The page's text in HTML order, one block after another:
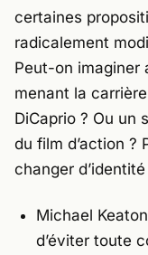
certaines
radicalement
Peut-on imaginer
menant la
DiCaprio ? Ou un
du film d’action ?
changer
Michael Keaton
d’éviter toute